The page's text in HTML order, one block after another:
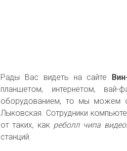
Рады Вас видеть на сайте
планшетом, интернетом,
оборудованием, то мы можем
Лыковская. Сотрудники
от таких, как реболл чипа
станций.